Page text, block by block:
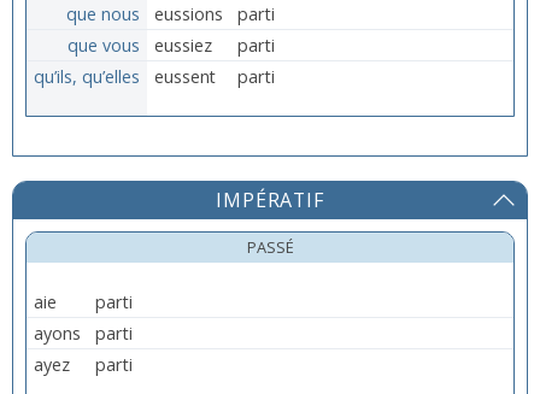
que nous
eussions
parti
que vous
eussiez
parti
qu’ils, qu’elles
eussent parti
IMPÉRATIF
PASSÉ
aie
parti
ayons
parti
ayez
parti